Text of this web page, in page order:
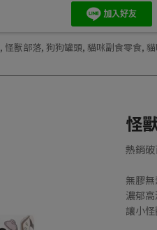
, 怪獸部落, 狗狗罐頭, 貓咪副食零食,
怪
熱銷
無膠
濃郁
讓小怪